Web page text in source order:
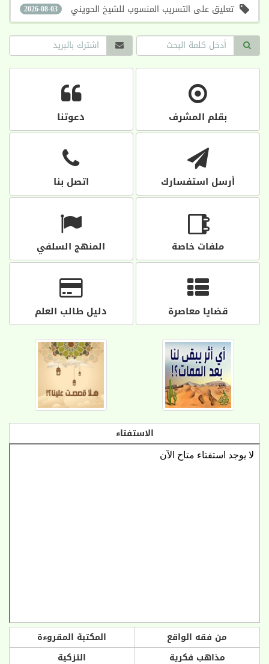
2026-08-03 تعليق على التسريب المنسوب للشيخ الحويني
بقلم المشرف دعوتنا
أرسل استفسارك اتصل بنا
ملفات خاصة المنهج السلفي
قضايا معاصرة دليل طالب العلم
الاستفتاء
من فقه الواقع
المكتبة المقروءة
مذاهب فكرية
التزكية